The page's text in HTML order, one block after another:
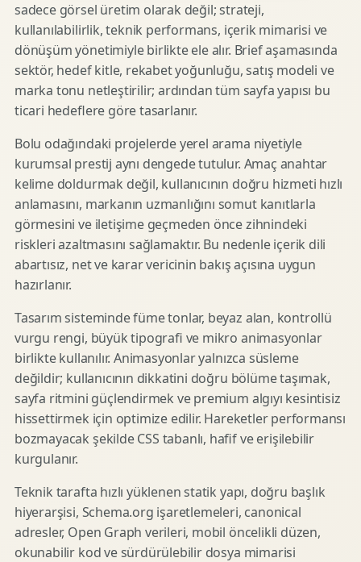
sadece görsel üretim olarak değil; strateji,
kullanılabilirlik, teknik performans, içerik mimarisi ve
dönüşüm yönetimiyle birlikte ele alır. Brief aşamasında
sektör, hedef kitle, rekabet yoğunluğu, satış modeli ve
marka tonu netleştirilir; ardından tüm sayfa yapısı bu
ticari hedeflere göre tasarlanır.
Bolu odağındaki projelerde yerel arama niyetiyle
kurumsal prestij aynı dengede tutulur. Amaç anahtar
kelime doldurmak değil, kullanıcının doğru hizmeti hızlı
anlamasını, markanın uzmanlığını somut kanıtlarla
görmesini ve iletişime geçmeden önce zihnindeki
riskleri azaltmasını sağlamaktır. Bu nedenle içerik dili
abartısız, net ve karar vericinin bakış açısına uygun
hazırlanır.
Tasarım sisteminde füme tonlar, beyaz alan, kontrollü
vurgu rengi, büyük tipografi ve mikro animasyonlar
birlikte kullanılır. Animasyonlar yalnızca süsleme
değildir; kullanıcının dikkatini doğru bölüme taşımak,
sayfa ritmini güçlendirmek ve premium algıyı kesintisiz
hissettirmek için optimize edilir. Hareketler performansı
bozmayacak şekilde CSS tabanlı, hafif ve erişilebilir
kurgulanır.
Teknik tarafta hızlı yüklenen statik yapı, doğru başlık
hiyerarşisi, Schema.org işaretlemeleri, canonical
adresler, Open Graph verileri, mobil öncelikli düzen,
okunabilir kod ve sürdürülebilir dosya mimarisi